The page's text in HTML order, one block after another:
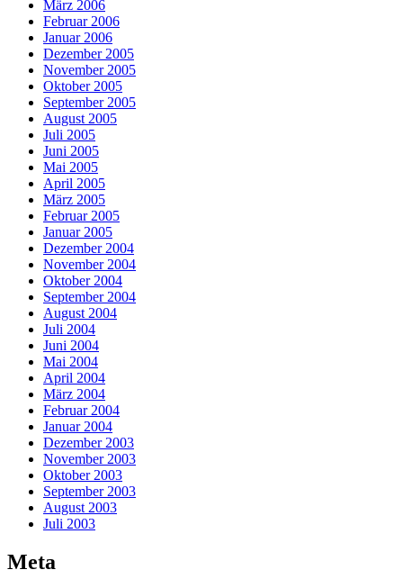
März 2006
Februar 2006
Januar 2006
Dezember 2005
November 2005
Oktober 2005
September 2005
August 2005
Juli 2005
Juni 2005
Mai 2005
April 2005
März 2005
Februar 2005
Januar 2005
Dezember 2004
November 2004
Oktober 2004
September 2004
August 2004
Juli 2004
Juni 2004
Mai 2004
April 2004
März 2004
Februar 2004
Januar 2004
Dezember 2003
November 2003
Oktober 2003
September 2003
August 2003
Juli 2003
Meta